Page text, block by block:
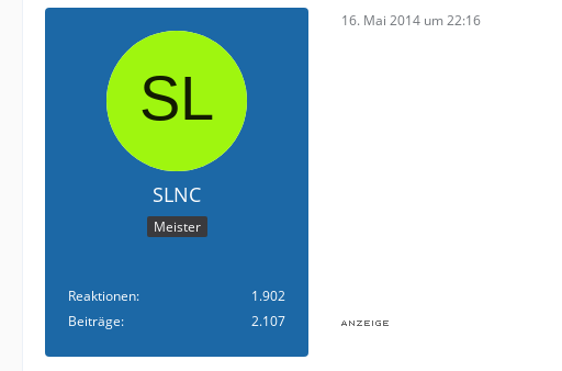
SLNC
Meister
Reaktionen
1.902
Beiträge
2.107
16. Mai 2014 um 22:16